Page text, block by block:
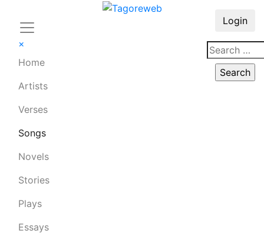
×
Home
Artists
Verses
Songs
Novels
Stories
Plays
Essays
Login